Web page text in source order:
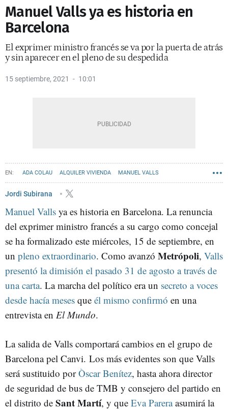
Manuel Valls ya es historia en
Barcelona
El exprimer ministro francés se va por la puerta de atrás
y sin aparecer en el pleno de su despedida
15 septiembre, 2021 10:01
ADA COLAU ALQUILER VIVIENDA MANUEL VALLS
AYUNTAMIENTO DE BARCELONA
Jordi Subirana
Manuel Valls ya es historia en Barcelona. La renuncia
del exprimer ministro francés a su cargo como concejal
se ha formalizado este miércoles, 15 de septiembre, en
un pleno extraordinario. Como avanzó Metrópoli, Valls
presentó la dimisión el pasado 31 de agosto a través de
una carta. La marcha del político era un secreto a voces
desde hacía meses que él mismo confirmó en una
entrevista en El Mundo.
La salida de Valls comportará cambios en el grupo de
Barcelona pel Canvi. Los más evidentes son que Valls
será sustituido porÒscar Benítez, hasta ahora director
de seguridad de bus de TMB y consejero del partido en
el distrito de Sant Martí, y que Eva Pareraasumirá la